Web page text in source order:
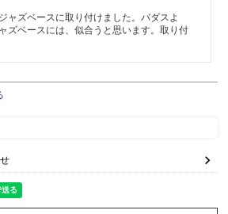
ャズベースに取り付けました。バダスよ
ズベースには、似合うと思います。取り付